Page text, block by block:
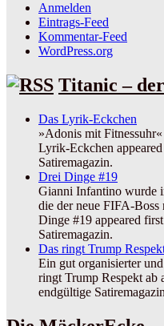
Anmelden
Eintrags-Feed
Kommentar-Feed
WordPress.org
Titanic –
Das Lyrik-Eckchen
»Adonis mit
Lyrik-Eckchen
Satiremagazin.
Drei Dinge #19
Gianni Infantino wurde
die der neue FIFA-Boss
Dinge #19 appeared
Satiremagazin.
Das ringt Trump
Ein gut organisierter
ringt Trump Respekt ab
endgültige